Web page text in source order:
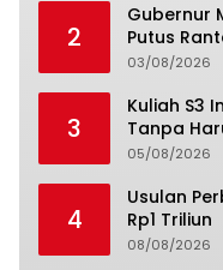
2
Gubernur
Putus
03/08/2026
3
Kuliah S3
Tanpa
05/08/2026
4
Usulan
Rp1 Triliun
08/08/2026